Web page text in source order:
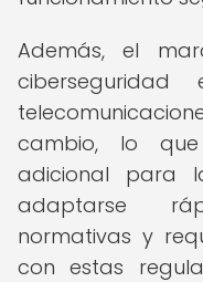
Además, el
cambio, lo
adicional para
adaptarse
normativas y
con estas